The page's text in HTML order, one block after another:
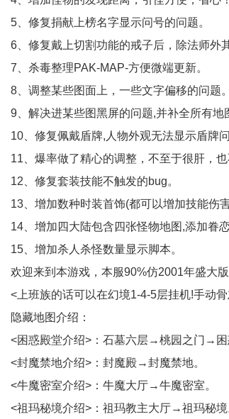
5、修复捐献上榜名字显示问号的问题。
6、修复戴上切割功能的戒子后，除法师外
7、杀毒整理PAK-MAP-方便微端更新。
8、调整某些图面上，一些文字偏移的问题。
9、解决进某些图黑屏的问题,并补全所有地
10、修复佩戴盾牌,人物外观无法显示盾牌问
11、爆率做了精心的调整，不至于很肝，也
12、修复套装技能不触发的bug。
13、增加数种时装首饰(都可以增加技能伤害
14、增加四大陆包含四张怪物地图,添加眷
15、增加杀人杀怪数量显示脚本。
欢迎来到本游戏，本服90%仿2001年盛大
<上班族的话可以在幻境1-4-5层挂机!手动
隐藏地图介绍：
<困惑殿堂介绍>：石墓六层→桃园之门→困
<封魔禁地介绍>：封魔殿→封魔禁地。
<牛魔密室介绍>：牛魔大厅→牛魔密室。
<祖玛秘境介绍>：祖玛教主大厅→祖玛秘境